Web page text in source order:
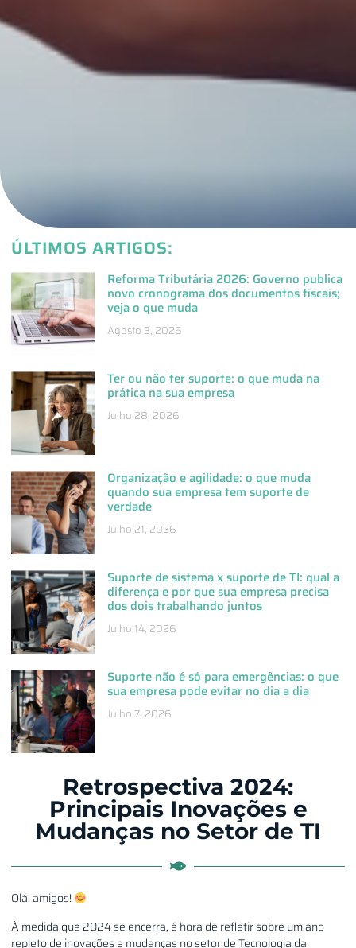
Retrospectiva 2024:
Principais Inovações e
Mudanças no Setor de TI
Olá, amigos!
À medida que 2024 se encerra, é hora de refletir sobre um ano
repleto de inovações e mudanças no setor de Tecnologia da
ÚLTIMOS ARTIGOS:
Reforma Tributária 2026: Governo publica
novo cronograma dos documentos fiscais;
veja o que muda
Agosto 3, 2026
Ter ou não ter suporte: o que muda na
prática na sua empresa
Julho 28, 2026
Organização e agilidade: o que muda
quando sua empresa tem suporte de
verdade
Julho 21, 2026
Suporte de sistema x suporte de TI: qual a
diferença e por que sua empresa precisa
dos dois trabalhando juntos
Julho 14, 2026
Suporte não é só para emergências: o que
sua empresa pode evitar no dia a dia
Julho 7, 2026